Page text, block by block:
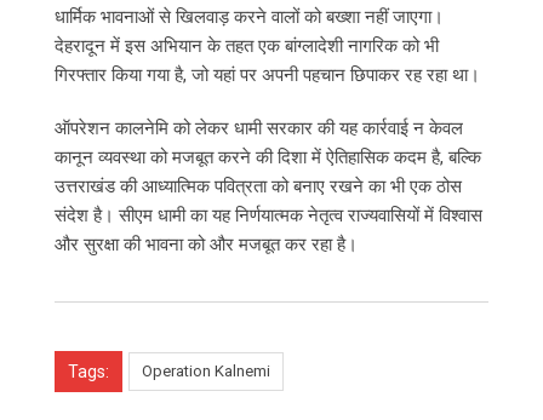
धार्मिक भावनाओं से खिलवाड़ करने वालों को बख्शा नहीं जाएगा।
देहरादून में इस अभियान के तहत एक बांग्लादेशी नागरिक को भी
गिरफ्तार किया गया है, जो यहां पर अपनी पहचान छिपाकर रह रहा था।
ऑपरेशन कालनेमि को लेकर धामी सरकार की यह कार्रवाई न केवल
कानून व्यवस्था को मजबूत करने की दिशा में ऐतिहासिक कदम है, बल्कि
उत्तराखंड की आध्यात्मिक पवित्रता को बनाए रखने का भी एक ठोस
संदेश है। सीएम धामी का यह निर्णयात्मक नेतृत्व राज्यवासियों में विश्वास
और सुरक्षा की भावना को और मजबूत कर रहा है।
Tags: Operation Kalnemi